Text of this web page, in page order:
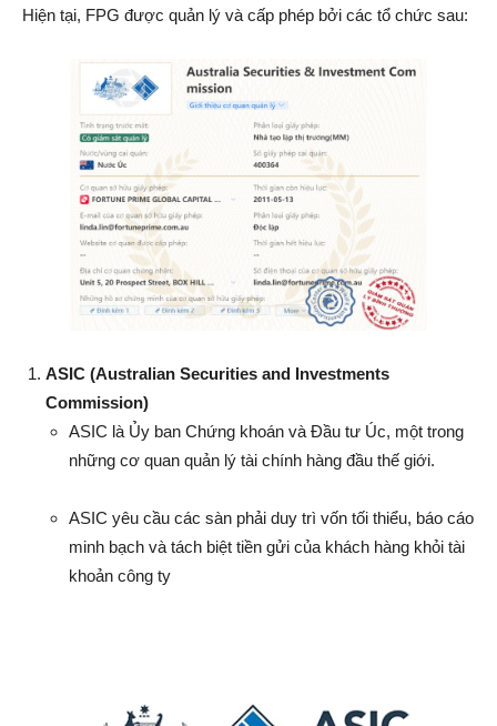
Hiện tại, FPG được quản lý và cấp phép bởi các tổ chức sau:
ASIC (Australian Securities and Investments
Commission)
ASIC là Ủy ban Chứng khoán và Đầu tư Úc, một trong
những cơ quan quản lý tài chính hàng đầu thế giới.
ASIC yêu cầu các sàn phải duy trì vốn tối thiểu, báo cáo
minh bạch và tách biệt tiền gửi của khách hàng khỏi tài
khoản công ty